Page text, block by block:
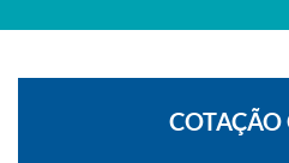
COTAÇÃO